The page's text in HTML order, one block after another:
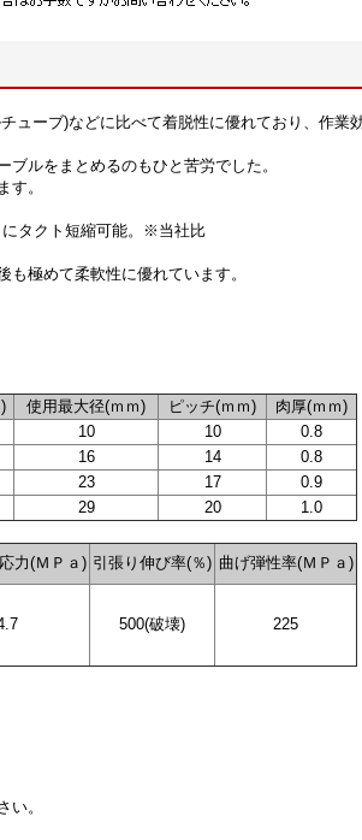
ューブ)などに比べて着脱性に優れており、作業
ルをまとめるのもひと苦労でした。
す。
にタクト短縮可能。※当社比
も極めて柔軟性に優れています。
使用最大径(ｍｍ) ピッチ(ｍｍ)
肉厚(ｍｍ)
10 10
0.8
16 14
0.8
23 17
0.9
29 20
1.0
力(ＭＰａ) 引張り伸び率(％) 曲げ弾性率(ＭＰａ)
500(破壊)
225
い。